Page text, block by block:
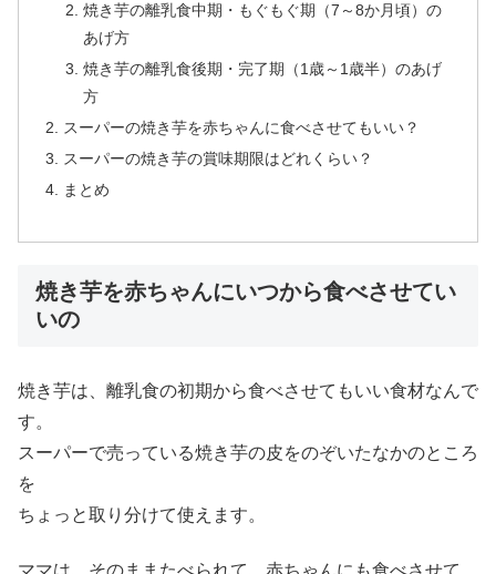
焼き芋の離乳食中期・もぐもぐ期（7～8か月頃）の
あげ方
焼き芋の離乳食後期・完了期（1歳～1歳半）のあげ
方
スーパーの焼き芋を赤ちゃんに食べさせてもいい？
スーパーの焼き芋の賞味期限はどれくらい？
まとめ
焼き芋を赤ちゃんにいつから食べさせてい
いの
焼き芋は、離乳食の初期から食べさせてもいい食材なんで
す。
スーパーで売っている焼き芋の皮をのぞいたなかのところ
を
ちょっと取り分けて使えます。
ママは、そのままたべられて、赤ちゃんにも食べさせて